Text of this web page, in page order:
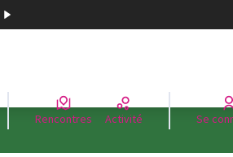
Rencontres Activité Se